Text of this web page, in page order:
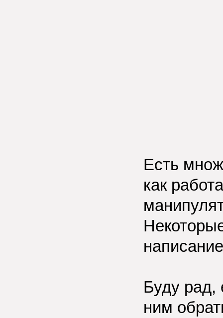
Есть
как
Буду рад,
ним